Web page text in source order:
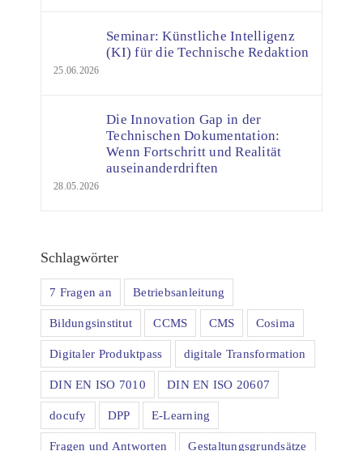
Seminar: Künstliche Intelligenz
(KI) für die Technische Redaktion
25.06.2026
Die Innovation Gap in der
Technischen Dokumentation:
Wenn Fortschritt und Realität
auseinanderdriften
28.05.2026
Schlagwörter
7 Fragen an Betriebsanleitung
Bildungsinstitut CCMS CMS Cosima
Digitaler Produktpass digitale Transformation
DIN EN ISO 7010 DIN EN ISO 20607
docufy DPP E-Learning
Fragen und Antworten Gestaltungsgrundsätze